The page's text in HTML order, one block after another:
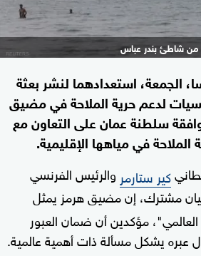
شاطئ بندر عباس
الجمعة، استعدادهما لنشر بعثة
لدعم حرية الملاحة في مضيق
سلطنة عمان على التعاون مع
في مياهها الإقليمية.
كير ستارمر والرئيس الفرنسي
مشترك، إن مضيق هرمز يمثل
العالمي"، مؤكدين أن ضمان العبور
عبره يشكل مسألة ذات أهمية عالمية.